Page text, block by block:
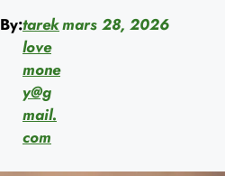
By:tarek
love
mone
y@g
mail.
com
mars 28, 2026